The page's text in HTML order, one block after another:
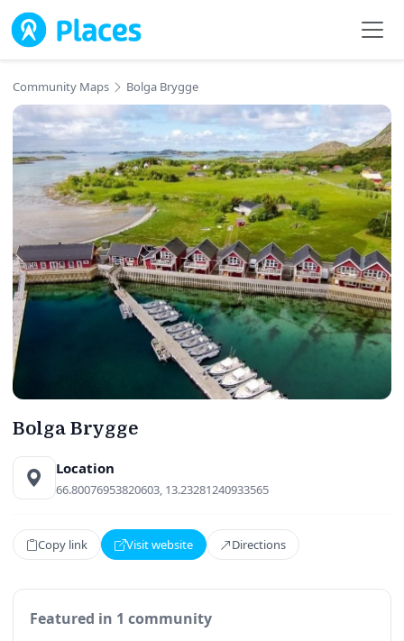
Skip to main content
Community Maps Bolga Brygge
Bolga Brygge
Location
66.80076953820603, 13.23281240933565
Copy link Visit website Directions
Featured in 1 community